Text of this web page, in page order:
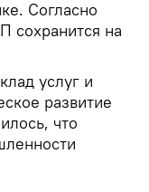
Согласно
сохранится на
услуг и
развитие
что